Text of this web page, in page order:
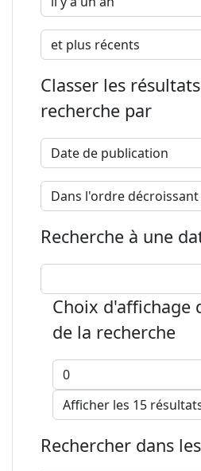
Classer les
recherche par
Recherche à une
Choix d'affichage
de la recherche
Rechercher dans